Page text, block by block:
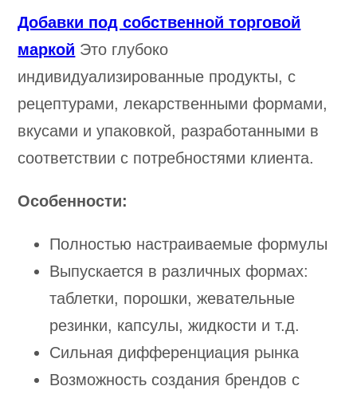
Добавки под собственной торговой
маркой Это глубоко
индивидуализированные продукты, с
рецептурами, лекарственными формами,
вкусами и упаковкой, разработанными в
соответствии с потребностями клиента.
Особенности:
Полностью настраиваемые формулы
Выпускается в различных формах:
таблетки, порошки, жевательные
резинки, капсулы, жидкости и т.д.
Сильная дифференциация рынка
Возможность создания брендов с